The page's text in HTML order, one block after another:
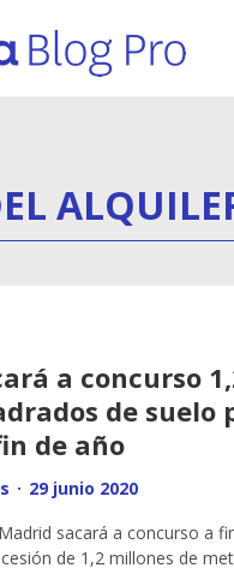
a concurso
de suelo
de año
· 29 junio 2020
sacará a concurso a
de 1,2 millones de